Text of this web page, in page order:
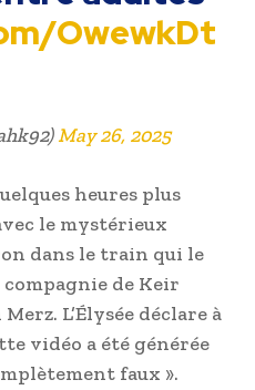
OwewkDt
May 26, 2025
heures plus
le mystérieux
dans le train qui le
de Keir
L’Élysée déclare à
vidéo a été générée
faux ».